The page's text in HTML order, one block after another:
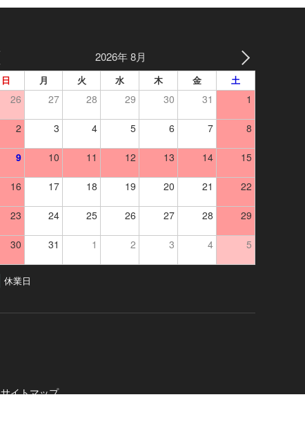
2026年 8月
日 月 火 水 木 金 土
26 27 28 29 30 31 1
2 3 4 5 6 7 8
9 10 11 12 13 14 15
16 17 18 19 20 21 22
23 24 25 26 27 28 29
30 31 1 2 3 4 5
休業日
サイトマップ